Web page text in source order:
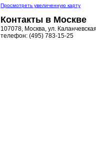
Просмотреть увеличенную карту
Контакты в Москве
107078, Москва, ул.
телефон: (495) 783-15-25